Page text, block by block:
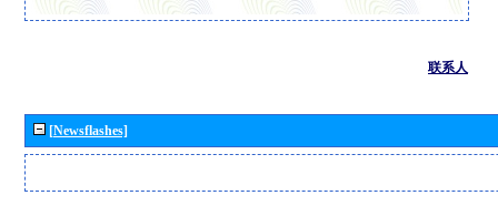
联系人
[Newsflashes]